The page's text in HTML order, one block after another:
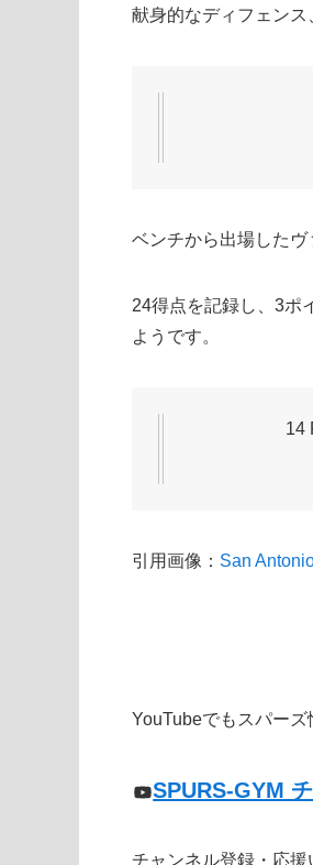
献身的なディフェンス
ベンチから出場したヴ
24得点を記録し、3ポ
ようです。
14
引用画像： San
YouTubeでもスパーズ
SPURS-GYM
チャンネル登録・応援